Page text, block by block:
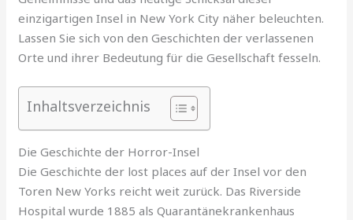
einzigartigen Insel in New York City näher beleuchten.
Lassen Sie sich von den Geschichten der verlassenen
Orte und ihrer Bedeutung für die Gesellschaft fesseln.
Inhaltsverzeichnis
Die Geschichte der Horror-Insel
Die Geschichte der lost places auf der Insel vor den
Toren New Yorks reicht weit zurück. Das Riverside
Hospital wurde 1885 als Quarantänekrankenhaus